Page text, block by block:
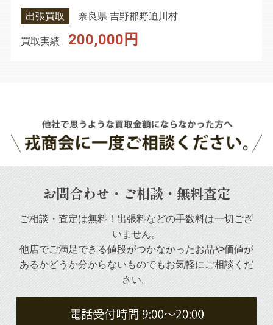
出張買取 奈良県 吉野郡野迫川村
買取実績 200,000円
お問合わせ・ご相談・無料査定
ご相談・査定は無料！出張料などの手数料は一切ござ
いません。
他店でご満足できる値段がつかなかったお品や価値が
あるかどうか分からないものでもお気軽にご相談くだ
さい。